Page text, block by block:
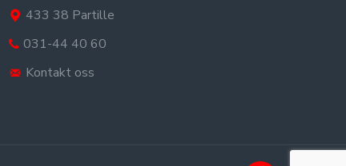
433 38 Partille
031-44 40 60
Kontakt oss